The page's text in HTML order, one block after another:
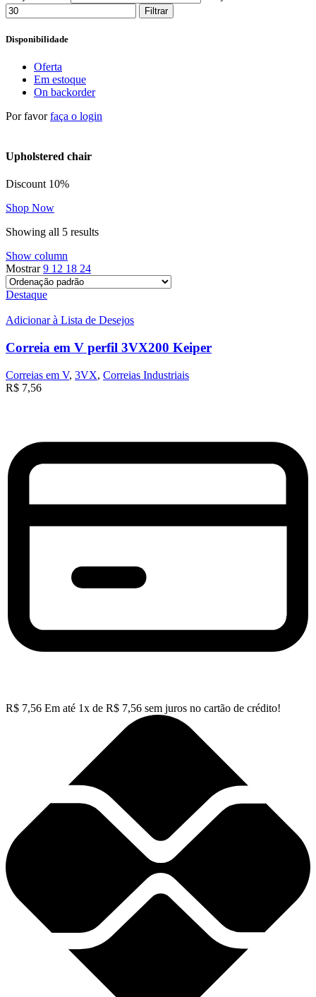
Filtrar
Disponibilidade
Oferta
Em estoque
On backorder
Por favorfaça o login
Upholstered chair
Discount 10%
Shop Now
Showing all 5 results
Show column
Mostrar9 12 18 24
Destaque
Adicionar à Lista de Desejos
Correia em V perfil 3VX200 Keiper
Correias em V, 3VX, Correias Industriais
R$ 7,56
R$ 7,56 Em até 1x de R$ 7,56 sem juros no cartão de crédito!